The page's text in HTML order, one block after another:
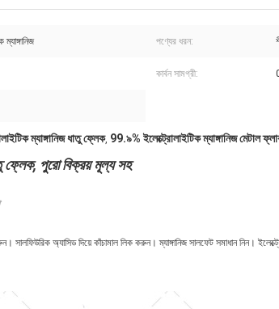
ম্যাঙ্গানিজ পণ্যের ধরন:
কার্বন সামগ্রী:
ম্যাঙ্গানিজ ধাতু ফ্লেক, 99.৯% ইলেক্ট্রোলাইটিক ম্যাঙ্গানিজ মেটাল
ফ্লেক, পুরো বিক্রয় মূল্য সহ
সালফিউরিক অ্যাসিড দিয়ে কাঁচামাল লিক করুন। ম্যাঙ্গানিজ সালফেট সমাধান নিন।